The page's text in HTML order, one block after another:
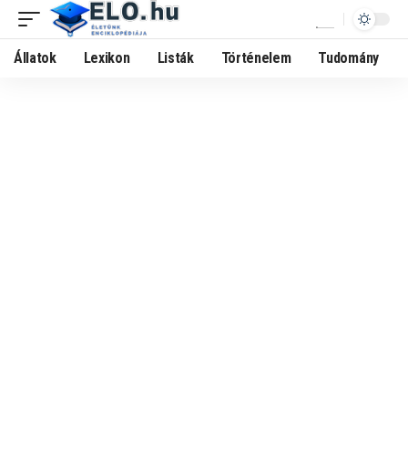
Állatok Lexikon Listák Történelem Tudomány